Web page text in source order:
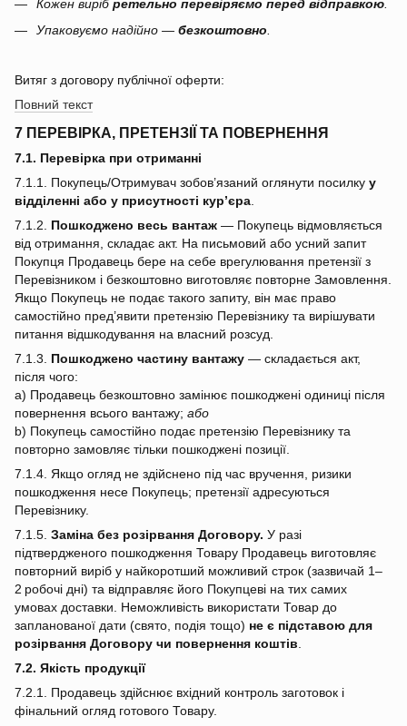
Кожен виріб ретельно перевіряємо перед відправкою.
Упаковуємо надійно — безкоштовно
Витяг з договору публічної оферти:
Повний текст
7 ПЕРЕВІРКА, ПРЕТЕНЗІЇ ТА ПОВЕРНЕННЯ
7.1. Перевірка при отриманні
7.1.1. Покупець/Отримувач зобов’язаний оглянути посилку у
відділенні або у присутності кур’єра
7.1.2. Пошкоджено весь вантаж — Покупець відмовляється
від отримання, складає акт. На письмовий або усний запит
Покупця Продавець бере на себе врегулювання претензії з
Перевізником і безкоштовно виготовляє повторне Замовлення.
Якщо Покупець не подає такого запиту, він має право
самостійно пред’явити претензію Перевізнику та вирішувати
питання відшкодування на власний розсуд.
7.1.3. Пошкоджено частину вантажу — складається акт,
після чого:
a) Продавець безкоштовно замінює пошкоджені одиниці після
повернення всього вантажу; або
b) Покупець самостійно подає претензію Перевізнику та
повторно замовляє тільки пошкоджені позиції.
7.1.4. Якщо огляд не здійснено під час вручення, ризики
пошкодження несе Покупець; претензії адресуються
Перевізнику.
7.1.5. Заміна без розірвання Договору. У разі
підтвердженого пошкодження Товару Продавець виготовляє
повторний виріб у найкоротший можливий строк (зазвичай 1–
2 робочі дні) та відправляє його Покупцеві на тих самих
умовах доставки. Неможливість використати Товар до
запланованої дати (свято, подія тощо) не є підставою для
розірвання Договору чи повернення коштів
7.2. Якість продукції
7.2.1. Продавець здійснює вхідний контроль заготовок і
фінальний огляд готового Товару.